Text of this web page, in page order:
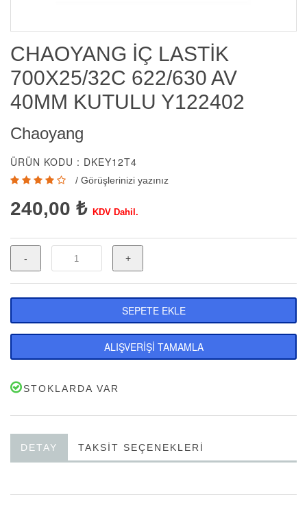
CHAOYANG İÇ LASTİK
700X25/32C 622/630 AV
40MM KUTULU Y122402
Chaoyang
ÜRÜN KODU : DKEY12T4
/ Görüşlerinizi yazınız
240,00 ₺ KDV Dahil.
- +
SEPETE EKLE
ALIŞVERİŞİ TAMAMLA
STOKLARDA VAR
DETAY TAKSIT SEÇENEKLERI